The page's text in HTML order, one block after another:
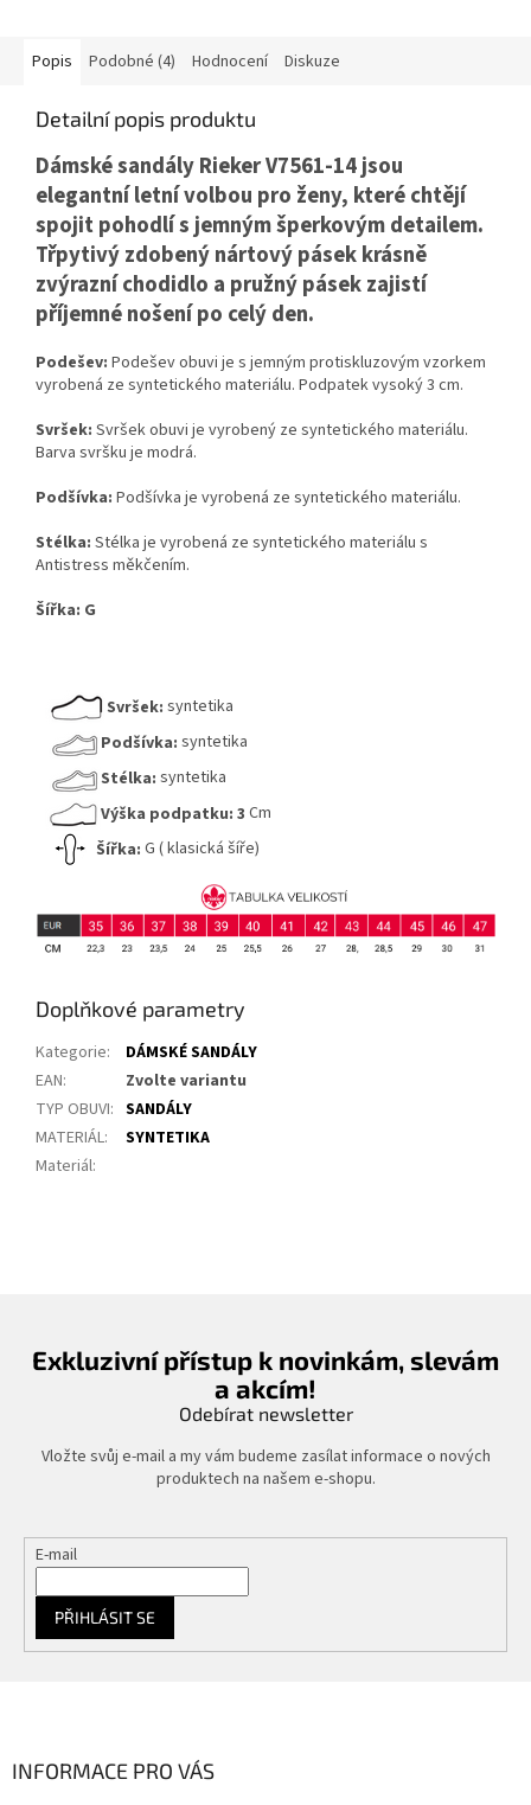
Popis Podobné (4) Hodnocení Diskuze
Detailní popis produktu
Dámské sandály Rieker V7561-14 jsou
elegantní letní volbou pro ženy, které chtějí
spojit pohodlí s jemným šperkovým detailem.
Třpytivý zdobený nártový pásek krásně
zvýrazní chodidlo a pružný pásek zajistí
příjemné nošení po celý den.
Podešev: Podešev obuvi je s jemným protiskluzovým vzorkem
vyrobená ze syntetického materiálu. Podpatek vysoký 3 cm.
Svršek: Svršek obuvi je vyrobený ze syntetického materiálu.
Barva svršku je modrá.
Podšívka: Podšívka je vyrobená ze syntetického materiálu.
Stélka: Stélka je vyrobená ze syntetického materiálu s
Antistress měkčením.
Šířka: G
Svršek: syntetika
Podšívka: syntetika
Stélka: syntetika
Výška podpatku: 3 Cm
Šířka: G ( klasická šíře)
Doplňkové parametry
Kategorie:
DÁMSKÉ SANDÁLY
EAN:
Zvolte variantu
TYP OBUVI: SANDÁLY
MATERIÁL:
SYNTETIKA
Materiál:
Exkluzivní přístup k novinkám, slevám
a akcím!
Odebírat newsletter
Vložte svůj e-mail a my vám budeme zasílat informace o nových
produktech na našem e-shopu.
E-mail
PŘIHLÁSIT SE
INFORMACE PRO VÁS